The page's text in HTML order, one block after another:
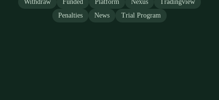
Withdraw Funded Platform Nexus
Tradingview
Penalties
News Trial Program